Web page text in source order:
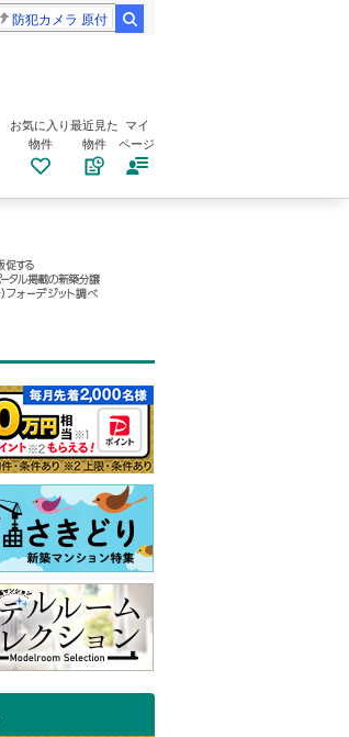
防犯カメラ 原付
お気に入り
物件
最近見た
物件
マイ
ページ